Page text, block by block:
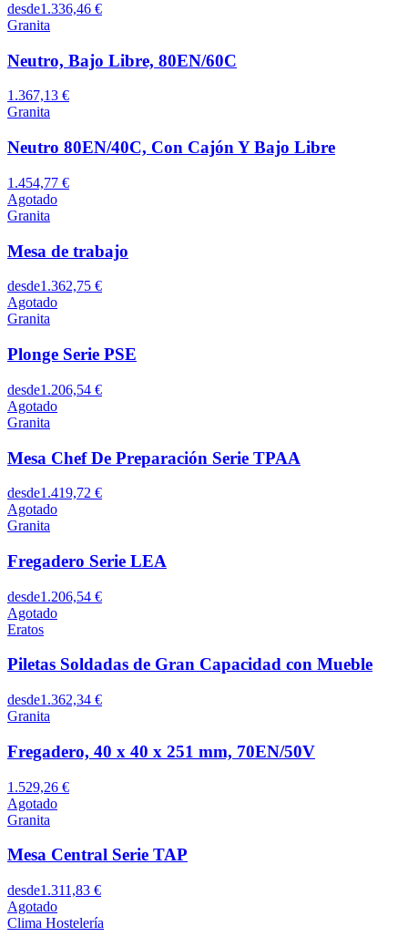
desde1.336,46 €
Granita
Neutro, Bajo Libre, 80EN/60C
1.367,13 €
Granita
Neutro 80EN/40C, Con Cajón Y Bajo Libre
1.454,77 €
Agotado
Granita
Mesa de trabajo
desde1.362,75 €
Agotado
Granita
Plonge Serie PSE
desde1.206,54 €
Agotado
Granita
Mesa Chef De Preparación Serie TPAA
desde1.419,72 €
Agotado
Granita
Fregadero Serie LEA
desde1.206,54 €
Agotado
Eratos
Piletas Soldadas de Gran Capacidad con Mueble
desde1.362,34 €
Granita
Fregadero, 40 x 40 x 251 mm, 70EN/50V
1.529,26 €
Agotado
Granita
Mesa Central Serie TAP
desde1.311,83 €
Agotado
Clima Hostelería